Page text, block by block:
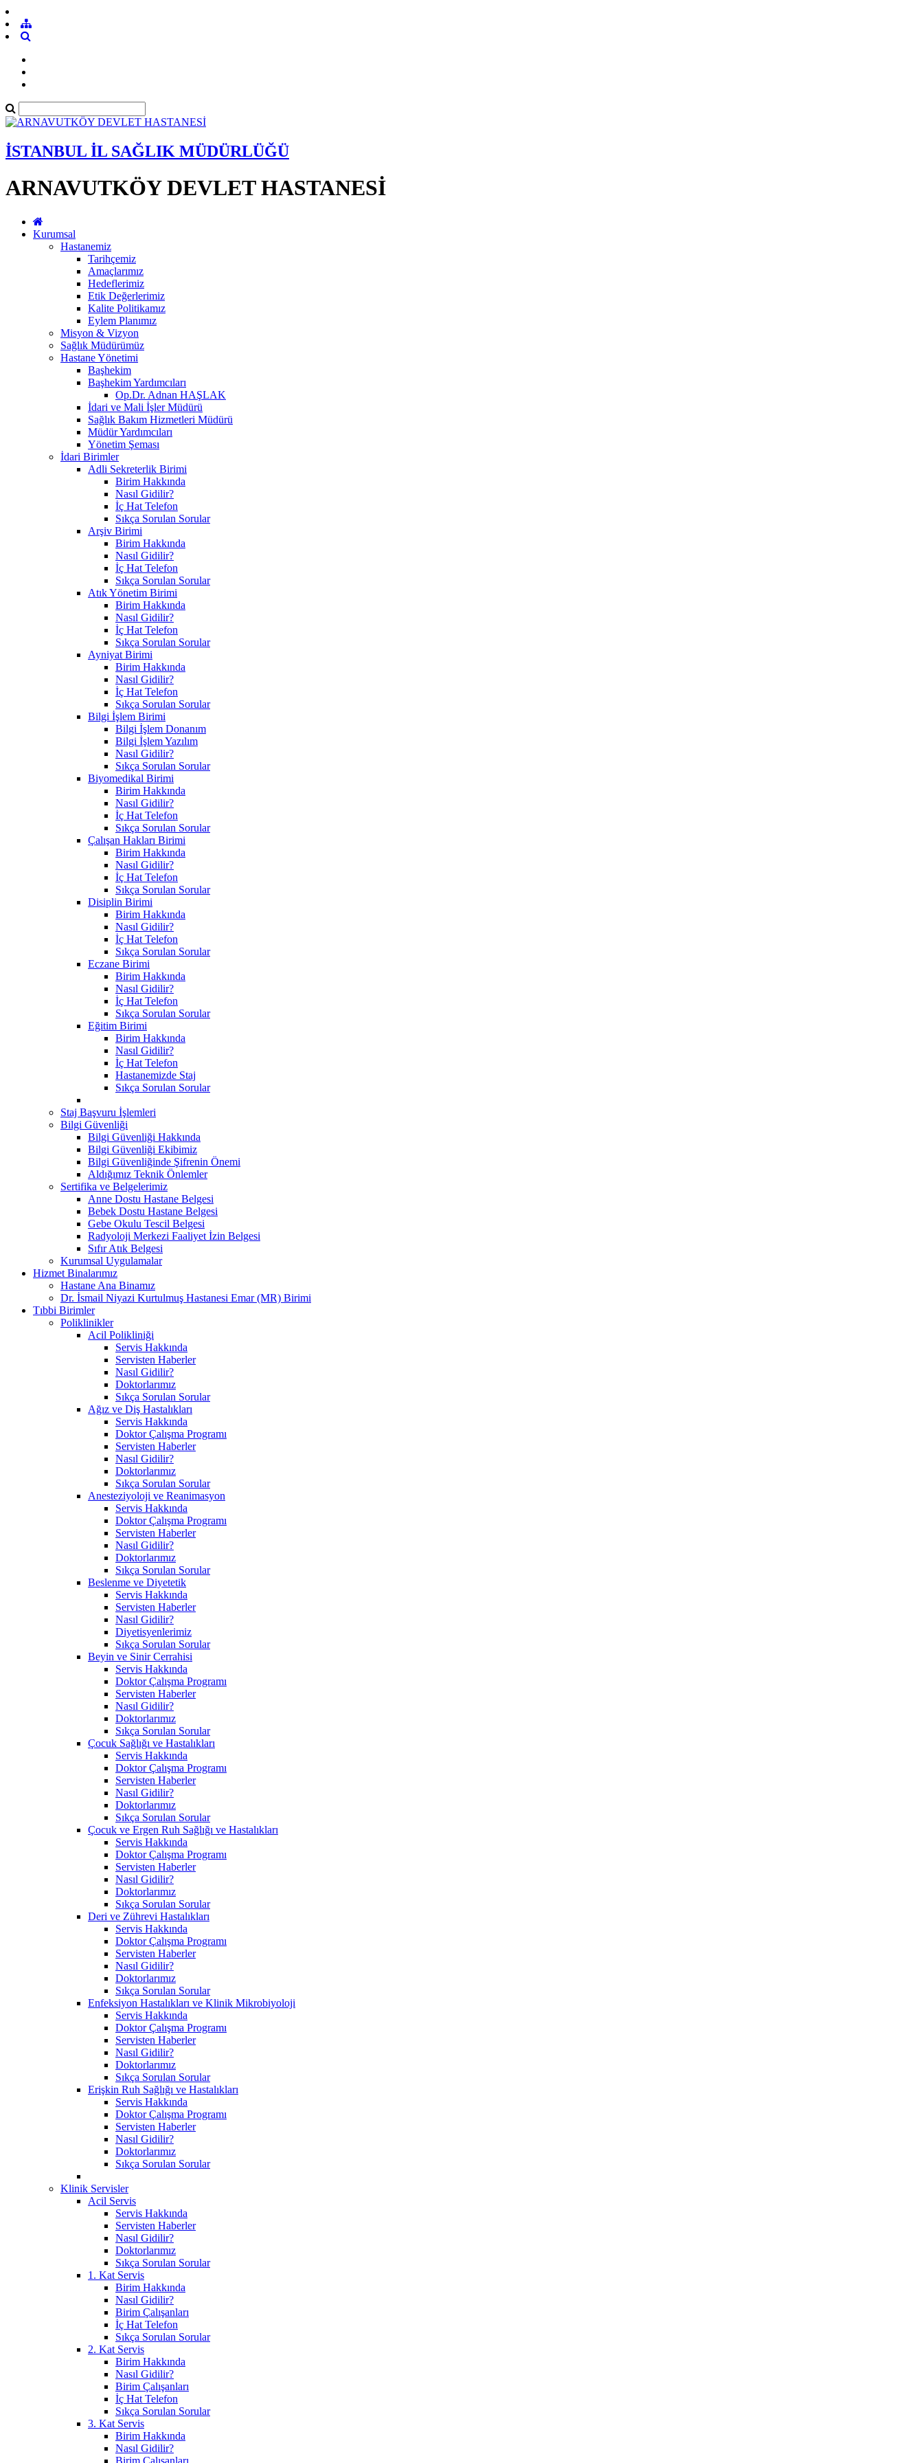
İSTANBUL İL SAĞLIK MÜDÜRLÜĞÜ
ARNAVUTKÖY DEVLET HASTANESİ
Kurumsal
Hastanemiz
Tarihçemiz
Amaçlarımız
Hedeflerimiz
Etik Değerlerimiz
Kalite Politikamız
Eylem Planımız
Misyon & Vizyon
Sağlık Müdürümüz
Hastane Yönetimi
Başhekim
Başhekim Yardımcıları
Op.Dr. Adnan HAŞLAK
İdari ve Mali İşler Müdürü
Sağlık Bakım Hizmetleri Müdürü
Müdür Yardımcıları
Yönetim Şeması
İdari Birimler
Adli Sekreterlik Birimi
Birim Hakkında
Nasıl Gidilir?
İç Hat Telefon
Sıkça Sorulan Sorular
Arşiv Birimi
Birim Hakkında
Nasıl Gidilir?
İç Hat Telefon
Sıkça Sorulan Sorular
Atık Yönetim Birimi
Birim Hakkında
Nasıl Gidilir?
İç Hat Telefon
Sıkça Sorulan Sorular
Ayniyat Birimi
Birim Hakkında
Nasıl Gidilir?
İç Hat Telefon
Sıkça Sorulan Sorular
Bilgi İşlem Birimi
Bilgi İşlem Donanım
Bilgi İşlem Yazılım
Nasıl Gidilir?
Sıkça Sorulan Sorular
Biyomedikal Birimi
Birim Hakkında
Nasıl Gidilir?
İç Hat Telefon
Sıkça Sorulan Sorular
Çalışan Hakları Birimi
Birim Hakkında
Nasıl Gidilir?
İç Hat Telefon
Sıkça Sorulan Sorular
Disiplin Birimi
Birim Hakkında
Nasıl Gidilir?
İç Hat Telefon
Sıkça Sorulan Sorular
Eczane Birimi
Birim Hakkında
Nasıl Gidilir?
İç Hat Telefon
Sıkça Sorulan Sorular
Eğitim Birimi
Birim Hakkında
Nasıl Gidilir?
İç Hat Telefon
Hastanemizde Staj
Sıkça Sorulan Sorular
Staj Başvuru İşlemleri
Bilgi Güvenliği
Bilgi Güvenliği Hakkında
Bilgi Güvenliği Ekibimiz
Bilgi Güvenliğinde Şifrenin Önemi
Aldığımız Teknik Önlemler
Sertifika ve Belgelerimiz
Anne Dostu Hastane Belgesi
Bebek Dostu Hastane Belgesi
Gebe Okulu Tescil Belgesi
Radyoloji Merkezi Faaliyet İzin Belgesi
Sıfır Atık Belgesi
Kurumsal Uygulamalar
Hizmet Binalarımız
Hastane Ana Binamız
Dr. İsmail Niyazi Kurtulmuş Hastanesi Emar (MR) Birimi
Tıbbi Birimler
Poliklinikler
Acil Polikliniği
Servis Hakkında
Servisten Haberler
Nasıl Gidilir?
Doktorlarımız
Sıkça Sorulan Sorular
Ağız ve Diş Hastalıkları
Servis Hakkında
Doktor Çalışma Programı
Servisten Haberler
Nasıl Gidilir?
Doktorlarımız
Sıkça Sorulan Sorular
Anesteziyoloji ve Reanimasyon
Servis Hakkında
Doktor Çalışma Programı
Servisten Haberler
Nasıl Gidilir?
Doktorlarımız
Sıkça Sorulan Sorular
Beslenme ve Diyetetik
Servis Hakkında
Servisten Haberler
Nasıl Gidilir?
Diyetisyenlerimiz
Sıkça Sorulan Sorular
Beyin ve Sinir Cerrahisi
Servis Hakkında
Doktor Çalışma Programı
Servisten Haberler
Nasıl Gidilir?
Doktorlarımız
Sıkça Sorulan Sorular
Çocuk Sağlığı ve Hastalıkları
Servis Hakkında
Doktor Çalışma Programı
Servisten Haberler
Nasıl Gidilir?
Doktorlarımız
Sıkça Sorulan Sorular
Çocuk ve Ergen Ruh Sağlığı ve Hastalıkları
Servis Hakkında
Doktor Çalışma Programı
Servisten Haberler
Nasıl Gidilir?
Doktorlarımız
Sıkça Sorulan Sorular
Deri ve Zührevi Hastalıkları
Servis Hakkında
Doktor Çalışma Programı
Servisten Haberler
Nasıl Gidilir?
Doktorlarımız
Sıkça Sorulan Sorular
Enfeksiyon Hastalıkları ve Klinik Mikrobiyoloji
Servis Hakkında
Doktor Çalışma Programı
Servisten Haberler
Nasıl Gidilir?
Doktorlarımız
Sıkça Sorulan Sorular
Erişkin Ruh Sağlığı ve Hastalıkları
Servis Hakkında
Doktor Çalışma Programı
Servisten Haberler
Nasıl Gidilir?
Doktorlarımız
Sıkça Sorulan Sorular
Klinik Servisler
Acil Servis
Servis Hakkında
Servisten Haberler
Nasıl Gidilir?
Doktorlarımız
Sıkça Sorulan Sorular
1. Kat Servis
Birim Hakkında
Nasıl Gidilir?
Birim Çalışanları
İç Hat Telefon
Sıkça Sorulan Sorular
2. Kat Servis
Birim Hakkında
Nasıl Gidilir?
Birim Çalışanları
İç Hat Telefon
Sıkça Sorulan Sorular
3. Kat Servis
Birim Hakkında
Nasıl Gidilir?
Birim Çalışanları